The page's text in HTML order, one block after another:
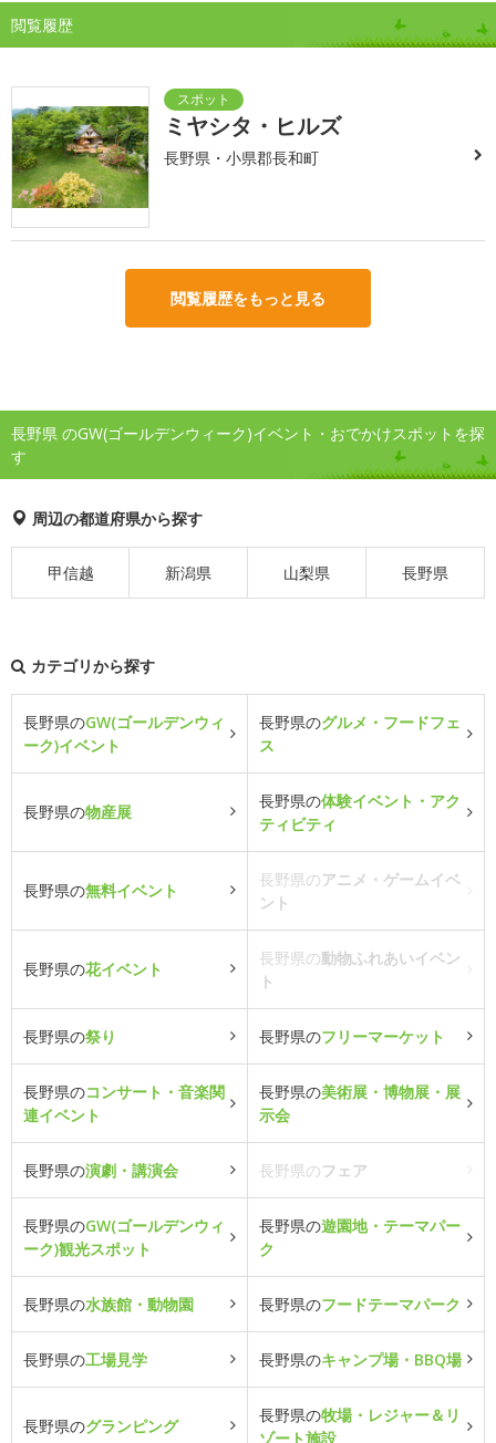
閲覧履歴
ミヤシタ・ヒルズ
長野県・小県郡長和町
閲覧履歴をもっと見る
長野県 のGW(ゴールデンウィーク)イベント・おでかけスポットを探
す
周辺の都道府県から探す
甲信越 新潟県 山梨県 長野県
カテゴリから探す
長野県のGW(ゴールデンウィ
ーク)イベント
長野県のグルメ・フードフェ
ス
長野県の物産展
長野県の体験イベント・アク
ティビティ
長野県の無料イベント
長野県のアニメ・ゲームイベ
ント
長野県の花イベント
長野県の動物ふれあいイベン
ト
長野県の祭り 長野県のフリーマーケット
長野県のコンサート・音楽関
連イベント
長野県の美術展・博物展・展
示会
長野県の演劇・講演会 長野県のフェア
長野県のGW(ゴールデンウィ
ーク)観光スポット
長野県の遊園地・テーマパー
ク
長野県の水族館・動物園 長野県のフードテーマパーク
長野県の工場見学 長野県のキャンプ場・BBQ場
長野県のグランピング
長野県の牧場・レジャー＆リ
ゾート施設